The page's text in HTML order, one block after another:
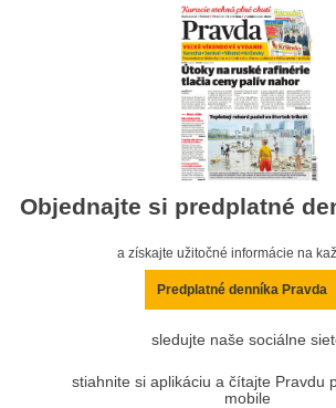
Objednajte si predplatné
a získajte užitočné informácie na
Predplatné denníka Pravda
sledujte naše sociálne
stiahnite si aplikáciu a čítajte Pravdu
mobile